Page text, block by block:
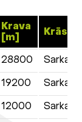
Krava
[m]
Krāsa
28800
Sarkana
19200
Sarkana
12000
Sarkana